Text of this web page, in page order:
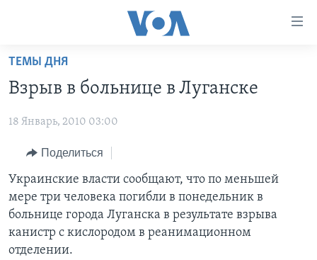
Перейти
основной
Перейти
навигации
Перейти
поиск
ПРОГРАММЫ
АМЕРИКА
НОВОСТИ ЗА МИНУТУ
ИТОГИ
ПОЧЕМУ ЭТО ВАЖНО?
ДИСКУССИЯ VOA
ДЕТАЛИ
ПРОЕКТЫ
УЧИМ АНГЛИЙСКИЙ
НАША АМЕРИКАНСКАЯ ИСТОРИЯ
А КАК В АМЕРИКЕ?
АРТЕФАКТЫ
АМЕРИКАНСКИЕ ГОРОДКИ
ЭКСПЕРТИЗА
ИНТЕРВЬЮ
ФАКТЫ ПРОТИВ ФЕЙКОВ
ЗА СВОБОДУ ПРЕССЫ
УЧИМ АНГЛИЙСКИЙ
ТЕМЫ ДНЯ
Взрыв в больнице в Луганске
18 Январь, 2010 03:00
Поделиться
Украинские власти сообщают, что по меньшей
мере три человека погибли в понедельник в
больнице города Луганска в результате взрыва
канистр с кислородом в реанимационном
отделении.